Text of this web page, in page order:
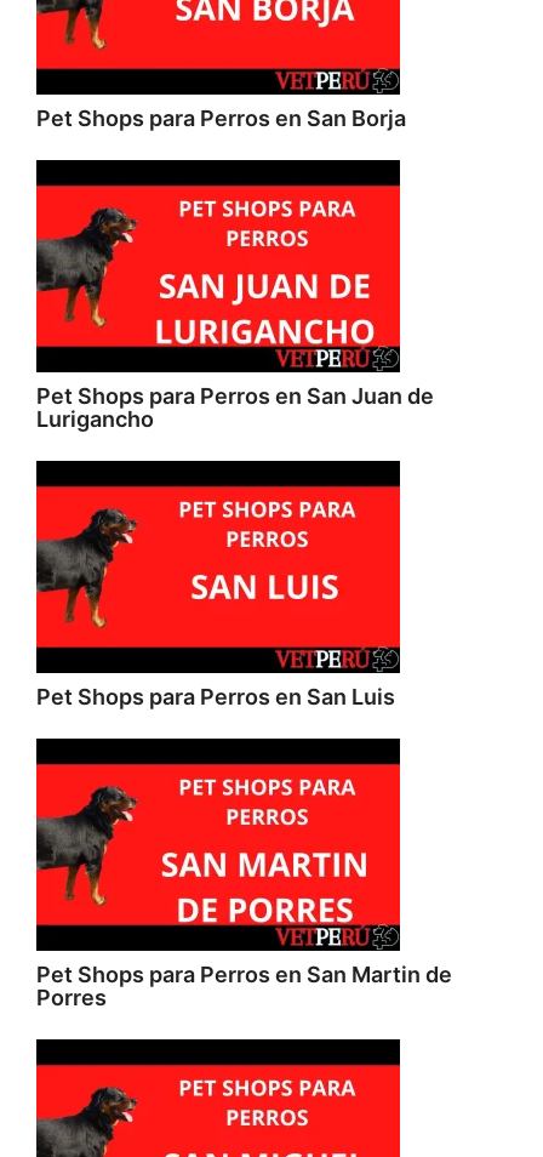
Pet Shops para Perros en San Borja
Pet Shops para Perros en San Juan de
Lurigancho
Pet Shops para Perros en San Luis
Pet Shops para Perros en San Martin de
Porres